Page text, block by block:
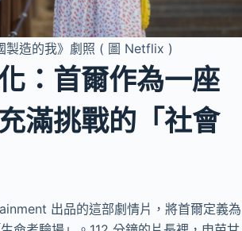
製造的我》劇照 ( 圖 Netflix )
：首爾作為一座
滿挑戰的「社會
出品的這部劇情片，將首爾定義為